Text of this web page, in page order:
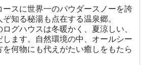
スに世界一のパウダースノーを誇
知る秘湯も点在する温泉郷。
グハウスは冬暖かく、夏涼しい、
ます。自然環境の中、オールシー
何物にも代えがたい癒しをもたら